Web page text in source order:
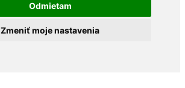
Odmietam
Zmeniť moje nastavenia